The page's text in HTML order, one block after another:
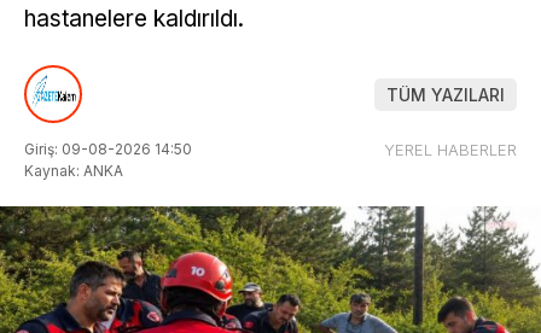
hastanelere kaldırıldı.
TÜM YAZILARI
Giriş: 09-08-2026 14:50
Kaynak: ANKA
YEREL HABERLER